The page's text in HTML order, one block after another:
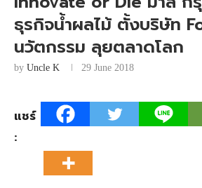
ธุรกิจน้ำผลไม้ ตั้งบริษัท
นวัตกรรม ลุยตลาดโลก
by Uncle K 29 June 2018
แชร์
: